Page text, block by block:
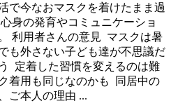
で今なおマスクを着けたまま過
身の発育やコミュニケーショ
利用者さんの意見 マスクは暑
も外さない子ども達が不思議だ
定着した習慣を変えるのは難
着用も同じなのかも 同居中の
ご本人の理由 ...